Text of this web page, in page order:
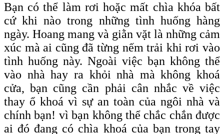
Bạn có thể làm rơi hoặc mất chìa khóabất
cứ khi nào trong những tình huống hàng
ngày. Hoang mang và giằn vặt là những cảm
xúc mà ai cũng đã từng nếm trải khi rơi vào
tình huống này. Ngoài việc bạn không thể
vào nhà hay ra khỏi nhà mà không khoá
cửa, bạn cũng cần phải cân nhắc về việc
thay ổ khoá vì sự an toàn của ngôi nhà và
chính bạn! vì bạn không thể chắc chắn được
ai đó đang có chìa khoá của bạn trong tay